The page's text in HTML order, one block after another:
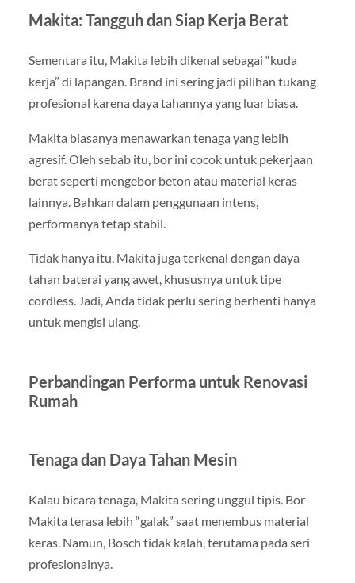
Makita: Tangguh dan Siap Kerja Berat
Sementara itu, Makita lebih dikenal sebagai “kuda
kerja” di lapangan. Brand ini sering jadi pilihan tukang
profesional karena daya tahannya yang luar biasa.
Makita biasanya menawarkan tenaga yang lebih
agresif. Oleh sebab itu, bor ini cocok untuk pekerjaan
berat seperti mengebor beton atau material keras
lainnya. Bahkan dalam penggunaan intens,
performanya tetap stabil.
Tidak hanya itu, Makita juga terkenal dengan daya
tahan baterai yang awet, khususnya untuk tipe
cordless. Jadi, Anda tidak perlu sering berhenti hanya
untuk mengisi ulang.
Perbandingan Performa untuk Renovasi
Rumah
Tenaga dan Daya Tahan Mesin
Kalau bicara tenaga, Makita sering unggul tipis. Bor
Makita terasa lebih “galak” saat menembus material
keras. Namun, Bosch tidak kalah, terutama pada seri
profesionalnya.